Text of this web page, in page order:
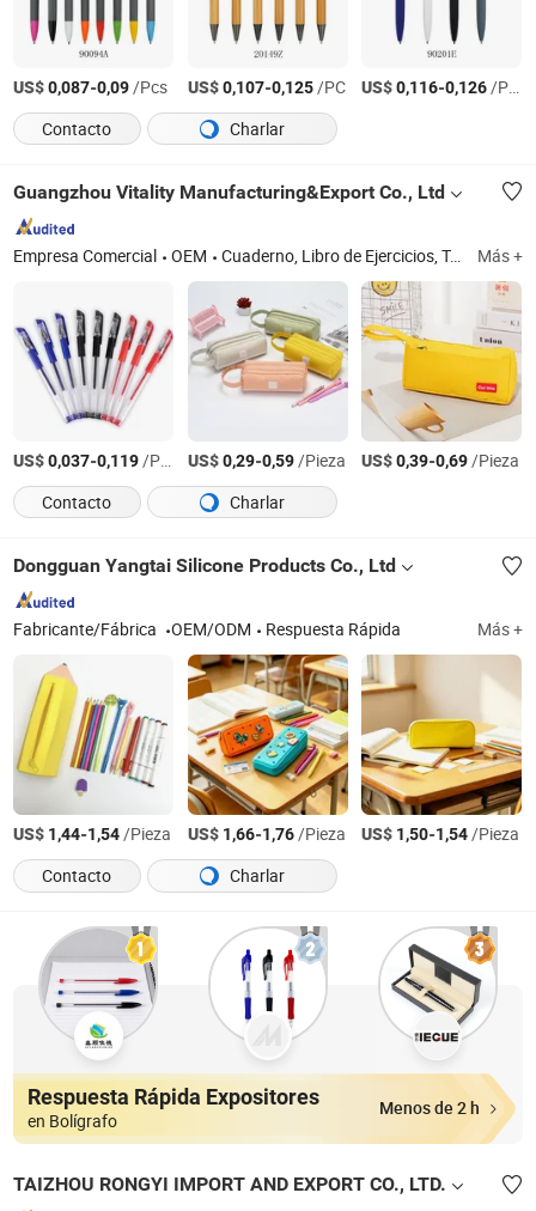
US$0,087-0,09/Pcs US$0,107-0,125/PC US$0,116-0,126/Pcs
Contacto
Charlar
Guangzhou Vitality Manufacturing&Export Co., Ltd
Empresa Comercial OEM Cuaderno, Libro de Ejercicios, Tela Escolar Más +
US$0,037-0,119/Pieza US$0,29-0,59/Pieza US$0,39-0,69/Pieza
Contacto
Charlar
Dongguan Yangtai Silicone Products Co., Ltd
Fabricante/Fábrica OEM/ODM Respuesta Rápida Más +
US$ 1,44-1,54/Pieza US$ 1,66-1,76/Pieza US$ 1,50-1,54/Pieza
Contacto
Charlar
Respuesta Rápida Expositores
en Bolígrafo
Menos de 2 h
TAIZHOU RONGYI IMPORT AND EXPORT CO., LTD.